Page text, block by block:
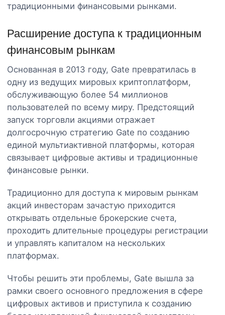
традиционными финансовыми рынками.
Расширение доступа к традиционным
финансовым рынкам
Основанная в 2013 году, Gate превратилась в
одну из ведущих мировых криптоплатформ,
обслуживающую более 54 миллионов
пользователей по всему миру. Предстоящий
запуск торговли акциями отражает
долгосрочную стратегию Gate по созданию
единой мультиактивной платформы, которая
связывает цифровые активы и традиционные
финансовые рынки.
Традиционно для доступа к мировым рынкам
акций инвесторам зачастую приходится
открывать отдельные брокерские счета,
проходить длительные процедуры регистрации
и управлять капиталом на нескольких
платформах.
Чтобы решить эти проблемы, Gate вышла за
рамки своего основного предложения в сфере
цифровых активов и приступила к созданию